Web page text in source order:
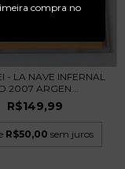
compra no
- LA NAVE INFERNAL
2007 ARGEN...
R$149,99
R$50,00 sem juros